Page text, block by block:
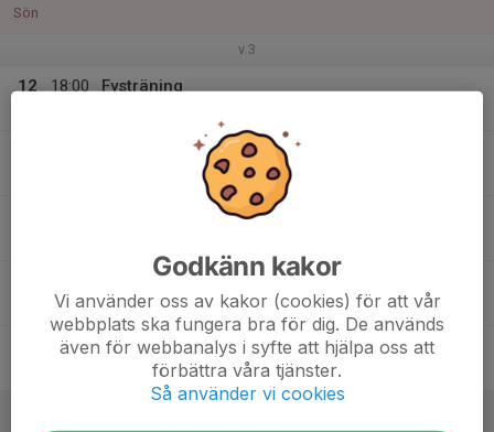
Sön
v.3
12
18:00
Fysträning
18:30
Träning
Blidvädersplan
Godkänn kakor
Vi använder oss av kakor (cookies) för att vår
webbplats ska fungera bra för dig. De används
även för webbanalys i syfte att hjälpa oss att
förbättra våra tjänster.
Så använder vi cookies